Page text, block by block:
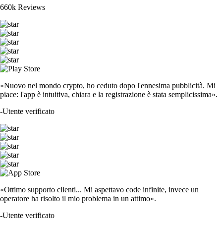
660k Reviews
«Nuovo nel mondo crypto, ho ceduto dopo l'ennesima pubblicità. Mi
piace: l'app è intuitiva, chiara e la registrazione è stata semplicissima».
-Utente verificato
«Ottimo supporto clienti... Mi aspettavo code infinite, invece un
operatore ha risolto il mio problema in un attimo».
-Utente verificato